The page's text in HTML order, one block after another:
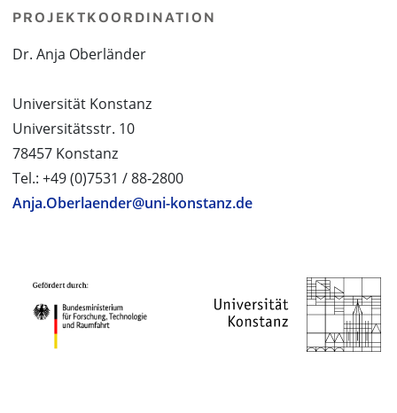
PROJEKTKOORDINATION
Dr. Anja Oberländer
Universität Konstanz
Universitätsstr. 10
78457 Konstanz
Tel.: +49 (0)7531 / 88-2800
Anja.Oberlaender@uni-konstanz.de